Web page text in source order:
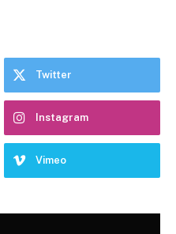
Twitter
Instagram
Vimeo